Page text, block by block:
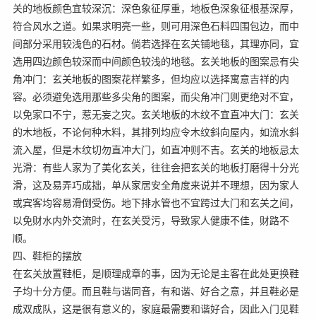
关的地板颜色宜较深沉：深色象征厚重，地板色深象征根基深厚，
符合风水之道。如果求明亮一些，则可用深色石料四围包边，而中
间部分采用较浅色的石材。倘若选择在玄关铺地毯，其理亦同，宜
选用四边颜色较深而中间颜色较浅的地毯。玄关地板的图案忌有尖
角冲门：玄关地板的图案花样繁多，但均应以选择寓意吉祥的内
容。必须避免选用那些多尖角的图案，而尖角冲门则更绝对不宜，
以免家口不宁，惹无妄之灾。玄关地板的木纹不宜直冲大门：玄关
的木地板，不论何种木料，其排列均应令木纹斜向屋内，如流水斜
流入屋，但是木纹切勿直冲大门，如直冲则不吉。玄关的地板忌太
光滑：有些人家为了美化玄关，往往会把玄关的地板打磨得十分光
滑，这及易弄巧成拙，单从家居安全角度来说并不理想，因为家人
或宾客均容易滑倒受伤。地下排水管也不宜跨过大门和玄关之间，
以免财水内外交流时，在玄关受污，导致家人健康不佳，财路不
顺。
四、鞋柜的摆放
在玄关放置鞋柜，是顺理成章的事，因为无论是主客在此处更换鞋
子均十分方便。而且鞋与谐同音，有和谐、好合之意，并且鞋必是
成双成队，这是很有意义的，家庭最需要和谐好合，因此入门见鞋